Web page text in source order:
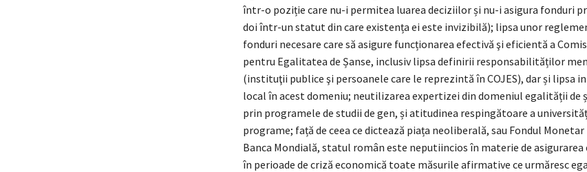
într-o poziție care nu-i permitea luarea deciziilor și nu-i asigura fonduri
doi într-un statut din care existența ei este invizibilă); lipsa unor
fonduri necesare care să asigure funcționarea efectivă şi eficientă a
pentru Egalitatea de Șanse, inclusiv lipsa definirii responsabilităților
(instituţii publice şi persoanele care le reprezintă în COJES), dar și lipsa
local în acest domeniu; neutilizarea expertizei din domeniul egalității de
prin programele de studii de gen, și atitudinea respingătoare a
programe; față de ceea ce dictează piața neoliberală, sau Fondul
Banca Mondială, statul român este neputiincios în materie de asigurarea
în perioade de criză economică toate măsurile afirmative ce urmăresc